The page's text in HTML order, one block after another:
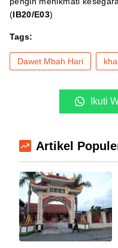
(IB20/E03)
Tags:
Dawet Mbah Hari
Ikuti
Artikel